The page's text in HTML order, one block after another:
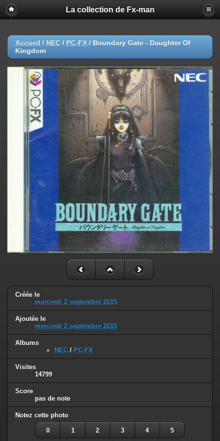
La collection de Fx-man
Accueil / NEC / PC-FX / Boundary Gate - Daughter Of
Kingdom
Créée le
mercredi 2 septembre 2015
Ajoutée le
mercredi 2 septembre 2015
Albums
NEC / PC-FX
Visites
14799
Score
pas de note
Notez cette photo
0 1 2 3 4 5